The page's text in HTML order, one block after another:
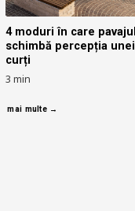
4 moduri în care pavajul
schimbă percepția unei
curți
3 min
mai multe →